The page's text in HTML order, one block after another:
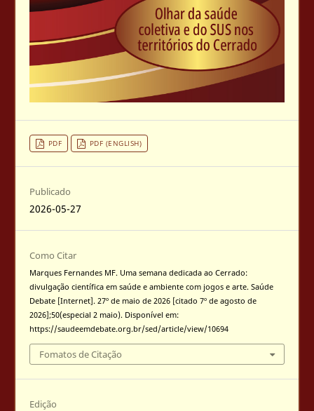
PDF PDF (ENGLISH)
Publicado
2026-05-27
Como Citar
Marques Fernandes MF. Uma semana dedicada ao Cerrado:
divulgação científica em saúde e ambiente com jogos e arte. Saúde
Debate [Internet]. 27º de maio de 2026 [citado 7º de agosto de
2026];50(especial 2 maio). Disponível em:
https://saudeemdebate.org.br/sed/article/view/10694
Fomatos de Citação
Edição